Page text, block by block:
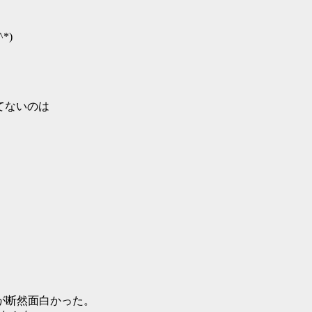
ないのは
然面白かった。